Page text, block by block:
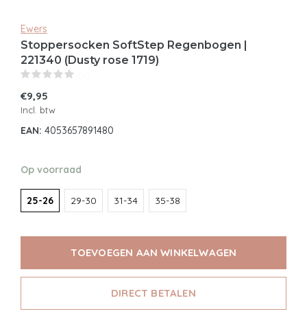
Ewers
Stoppersocken SoftStep Regenbogen |
221340 (Dusty rose 1719)
€9,95
Incl. btw
EAN: 4053657891480
Op voorraad
25-26 29-30 31-34 35-38
TOEVOEGEN AAN WINKELWAGEN
DIRECT BETALEN